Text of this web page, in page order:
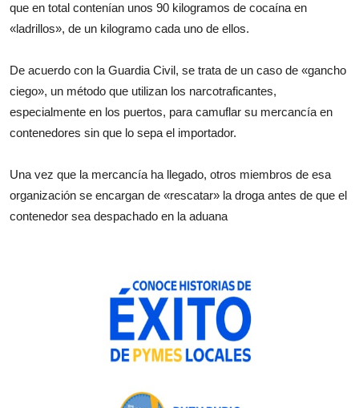
que en total contenían unos 90 kilogramos de cocaína en
«ladrillos», de un kilogramo cada uno de ellos.
De acuerdo con la Guardia Civil, se trata de un caso de «gancho
ciego», un método que utilizan los narcotraficantes,
especialmente en los puertos, para camuflar su mercancía en
contenedores sin que lo sepa el importador.
Una vez que la mercancía ha llegado, otros miembros de esa
organización se encargan de «rescatar» la droga antes de que el
contenedor sea despachado en la aduana